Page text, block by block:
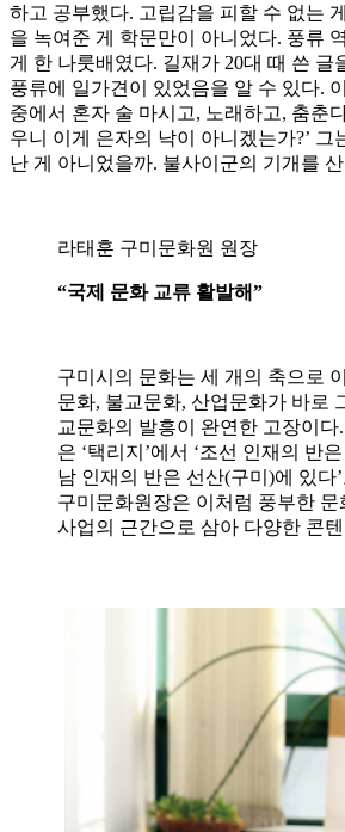
하고 공부했다. 고립감을 피할 수 없는
을 녹여준 게 학문만이 아니었다. 풍류
게 한 나룻배였다. 길재가 20대 때 쓴 글
풍류에 일가견이 있었음을 알 수 있다.
중에서 혼자 술 마시고, 노래하고, 춤춘
우니 이게 은자의 낙이 아니겠는가?’ 그
난 게 아니었을까. 불사이군의 기개를
라태훈 구미문화원 원장
“국제 문화 교류 활발해”
구미시의 문화는 세 개의 축으로
문화, 불교문화, 산업문화가 바로
교문화의 발흥이 완연한 고장이
은 ‘택리지’에서 ‘조선 인재의 반
남 인재의 반은 선산(구미)에 있다
구미문화원장은 이처럼 풍부한 문
사업의 근간으로 삼아 다양한 콘